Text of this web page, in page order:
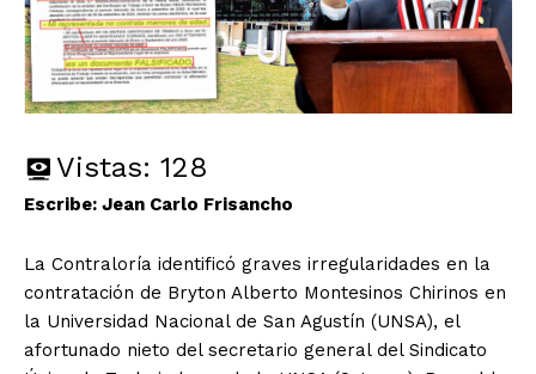
Vistas: 128
Escribe: Jean Carlo Frisancho
La Contraloría identificó graves irregularidades en la
contratación de Bryton Alberto Montesinos Chirinos en
la Universidad Nacional de San Agustín (UNSA), el
afortunado nieto del secretario general del Sindicato